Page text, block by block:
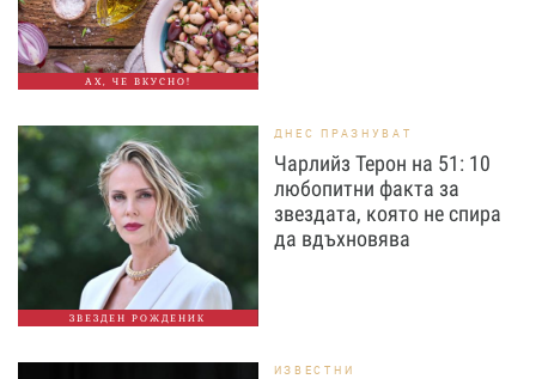
АХ, ЧЕ ВКУСНО!
ЗВЕЗДЕН РОЖДЕНИК
ДНЕС ПРАЗНУВАТ
Чарлийз Терон на 51: 10
любопитни факта за
звездата, която не спира
да вдъхновява
ИЗВЕСТНИ